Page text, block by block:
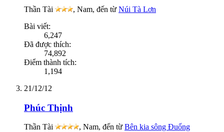
Thần Tài , Nam, đến từ Núi Tà Lơn
Bài viết:
6,247
Đã được thích:
74,892
Điểm thành tích:
1,194
21/12/12
Phúc Thịnh
Thần Tài , Nam, đến từ Bên kia sông Đuống